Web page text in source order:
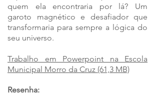
quem ela encontraria por lá? Um
garoto magnético e desafiador que
transformaria para sempre a lógica do
seu universo.
Trabalho em Powerpoint na Escola
Municipal Morro da Cruz (61,3 MB)
Resenha: